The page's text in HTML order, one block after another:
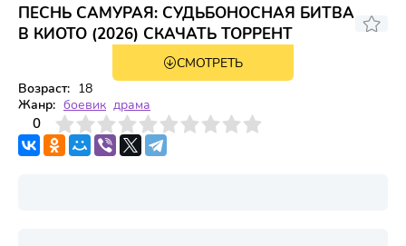
ПЕСНЬ САМУРАЯ: СУДЬБОНОСНАЯ БИТВА
В КИОТО (2026) СКАЧАТЬ ТОРРЕНТ
1 сезон 8 серияСМОТРЕТЬ
Возраст: 18
Жанр: боевик драма
0
4 6 7 8 9 10